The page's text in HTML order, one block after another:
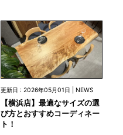
更新日 : 2026年05月01日 | NEWS
【横浜店】最適なサイズの選
び方とおすすめコーディネー
ト！